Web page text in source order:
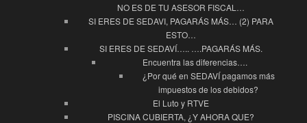
NO ES DE TU ASESOR FISCAL…
SI ERES DE SEDAVI, PAGARÁS MÁS… (2) PARA
ESTO…
SI ERES DE SEDAVÍ….. ….PAGARÁS MÁS.
Encuentra las diferencias….
¿Por qué en SEDAVÍ pagamos más
impuestos de los debidos?
El Luto y RTVE
PISCINA CUBIERTA, ¿Y AHORA QUE?